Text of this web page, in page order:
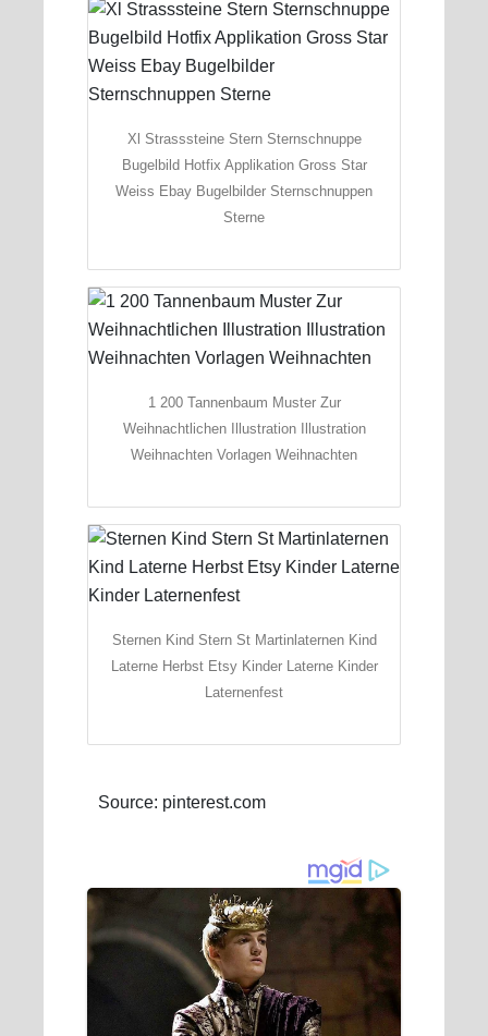
Xl Strasssteine Stern Sternschnuppe
Bugelbild Hotfix Applikation Gross Star
Weiss Ebay Bugelbilder Sternschnuppen
Sterne
1 200 Tannenbaum Muster Zur
Weihnachtlichen Illustration Illustration
Weihnachten Vorlagen Weihnachten
Sternen Kind Stern St Martinlaternen Kind
Laterne Herbst Etsy Kinder Laterne Kinder
Laternenfest
Source: pinterest.com